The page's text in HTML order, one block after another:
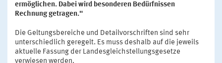
ermöglichen. Dabei wird besonderen Bedürfnissen
Rechnung getragen."
Die Geltungsbereiche und Detailvorschriften sind sehr
unterschiedlich geregelt. Es muss deshalb auf die jeweils
aktuelle Fassung der Landesgleichstellungsgesetze
verwiesen werden.